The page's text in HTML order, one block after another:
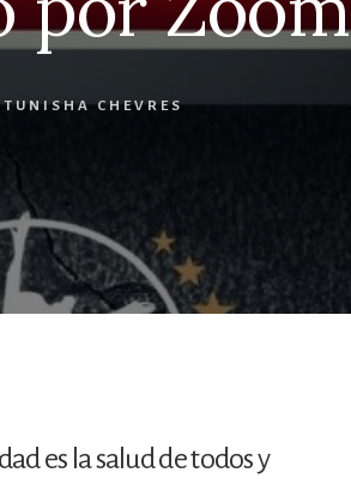
TUNISHA CHEVRES
es la salud de todos y